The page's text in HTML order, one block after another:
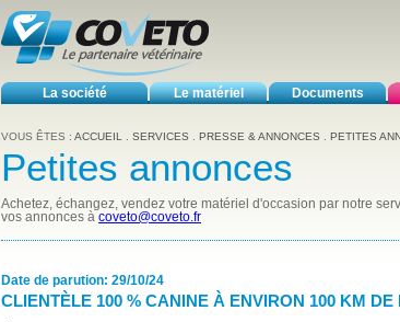
La société Le matériel Documents
VOUS ÊTES : ACCUEIL SERVICES PRESSE & ANNONCES PETITES
Petites annonces
Achetez, échangez, vendez votre matériel d'occasion par notre
vos annonces à coveto@coveto.fr
Date de parution: 29/10/24
CLIENTÈLE 100 % CANINE À ENVIRON 100 KM DE